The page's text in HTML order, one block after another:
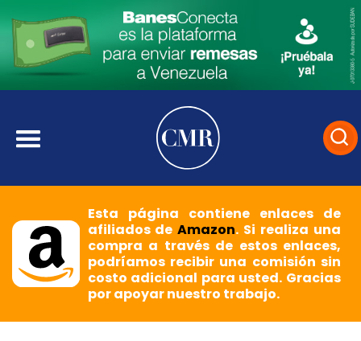
Esta página contiene enlaces de
afiliados deAmazon. Si realiza una
compra a través de estos enlaces,
podríamos recibir una comisión sin
costo adicional para usted. Gracias
por apoyar nuestro trabajo.